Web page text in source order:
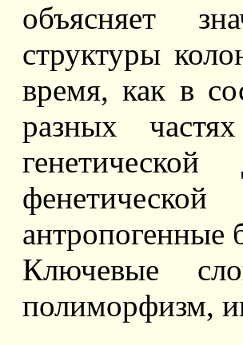
объясняет
структуры
время, как в
разных
антропогенные
Ключевые
полиморфизм,